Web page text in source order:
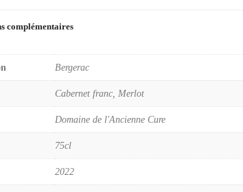
complémentaires
Bergerac
Cabernet franc, Merlot
Domaine de l'Ancienne Cure
75cl
2022